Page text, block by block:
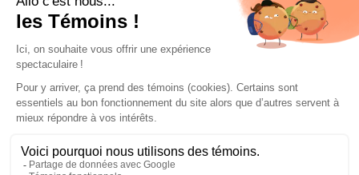
Établissements vétérinaires
Carrière
Contactez-nous